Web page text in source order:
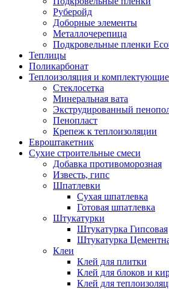
Руберойд
Доборные элементы
Металлочерепица
Подкровельные пленки
Теплицы
Поликарбонат
Теплоизоляция и комплектующие
Стеклосетка
Минеральная вата
Экструдированный
Пенопласт
Крепеж к теплоизоляции
Евроштакетник
Сухие строительные смеси
Добавка противоморозная
Известь, гипс
Шпатлевки
Сухая шпатлевка
Готовая шпатлевка
Штукатурки
Штукатурка Гипсовая
Штукатурка
Клеи
Клей для плитки
Клей для блоков и
Клей для